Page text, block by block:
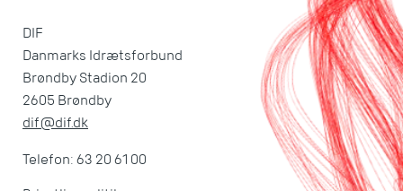
DIF
Danmarks Idrætsforbund
Brøndby Stadion 20
2605 Brøndby
dif@dif.dk
Telefon: 63 20 61 00